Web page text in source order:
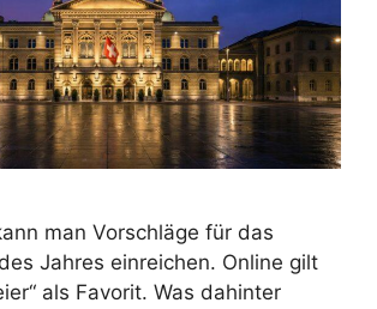
man Vorschläge für das
Jahres einreichen. Online gilt
als Favorit. Was dahinter